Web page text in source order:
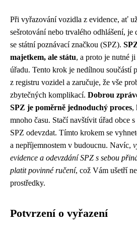
Při vyřazování vozidla z evidence, ať
sešrotování nebo trvalého odhlášení, je
se státní poznávací značkou (SPZ).
majetkem, ale státu, a proto je nutné
úřadu. Tento krok je nedílnou součástí
z registru vozidel a zaručuje, že vše
zbytečných komplikací. Dobrou
SPZ je poměrně jednoduchý proces,
mnoho času. Stačí navštívit úřad obce
SPZ odevzdat. Tímto krokem se
a nepříjemnostem v budoucnu. Navíc,
evidence a odevzdání SPZ s sebou
platit povinné ručení, což Vám ušetří
prostředky.
Potvrzení o vyřazení